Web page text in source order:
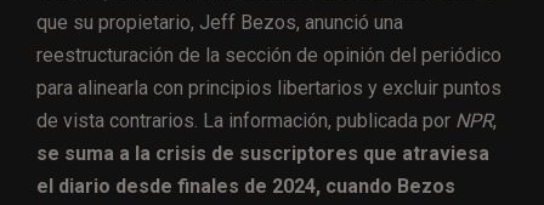
que su propietario, Jeff Bezos, anunció una
reestructuración de la sección de opinión del periódico
para alinearla con principios libertarios y excluir puntos
de vista contrarios. La información, publicada por NPR,
se suma a la crisis de suscriptores que atraviesa
el diario desde finales de 2024, cuando Bezos